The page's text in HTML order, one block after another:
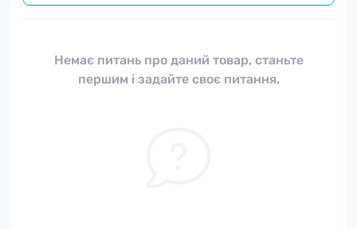
Немає питань про даний товар, станьте
першим і задайте своє питання.